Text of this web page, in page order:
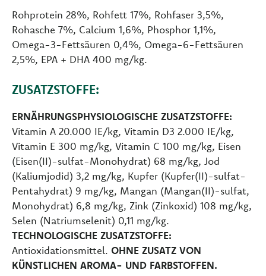
Rohprotein 28%, Rohfett 17%, Rohfaser 3,5%,
Rohasche 7%, Calcium 1,6%, Phosphor 1,1%,
Omega-3-Fettsäuren 0,4%, Omega-6-Fettsäuren
2,5%, EPA + DHA 400 mg/kg.
ZUSATZSTOFFE:
ERNÄHRUNGSPHYSIOLOGISCHE ZUSATZSTOFFE:
Vitamin A 20.000 IE/kg, Vitamin D3 2.000 IE/kg,
Vitamin E 300 mg/kg, Vitamin C 100 mg/kg, Eisen
(Eisen(II)-sulfat-Monohydrat) 68 mg/kg, Jod
(Kaliumjodid) 3,2 mg/kg, Kupfer (Kupfer(II)-sulfat-
Pentahydrat) 9 mg/kg, Mangan (Mangan(II)-sulfat,
Monohydrat) 6,8 mg/kg, Zink (Zinkoxid) 108 mg/kg,
Selen (Natriumselenit) 0,11 mg/kg.
TECHNOLOGISCHE ZUSATZSTOFFE:
Antioxidationsmittel. OHNE ZUSATZ VON
KÜNSTLICHEN AROMA- UND FARBSTOFFEN.